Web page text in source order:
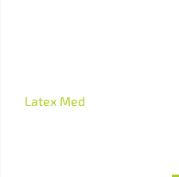
Latex Med